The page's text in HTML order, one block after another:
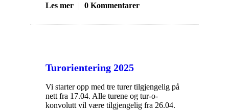
Les mer | 0 Kommentarer
Turorientering 2025
Vi starter opp med tre turer tilgjengelig på
nett fra 17.04. Alle turene og tur-o-
konvolutt vil være tilgjengelig fra 26.04.